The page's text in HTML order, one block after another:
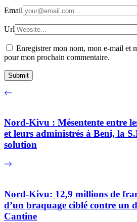
Email
Url
Enregistrer mon nom, mon e-mail et
pour mon prochain commentaire.
Nord-Kivu : Mésentente entre
et leurs administrés à Beni, la
solution
Nord-Kivu: 12,9 millions de
d’un braquage ciblé contre un
Cantine